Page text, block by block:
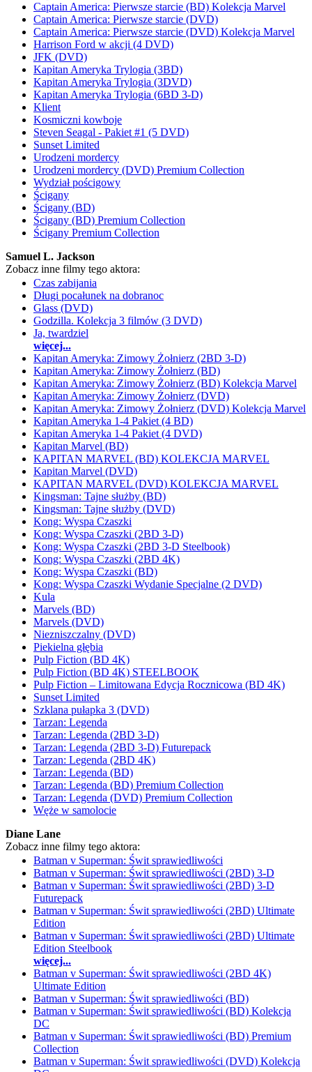
Captain America: Pierwsze starcie (BD) Kolekcja Marvel
Captain America: Pierwsze starcie (DVD)
Captain America: Pierwsze starcie (DVD) Kolekcja Marvel
Harrison Ford w akcji (4 DVD)
JFK (DVD)
Kapitan Ameryka Trylogia (3BD)
Kapitan Ameryka Trylogia (3DVD)
Kapitan Ameryka Trylogia (6BD 3-D)
Klient
Kosmiczni kowboje
Steven Seagal - Pakiet #1 (5 DVD)
Sunset Limited
Urodzeni mordercy
Urodzeni mordercy (DVD) Premium Collection
Wydział pościgowy
Ścigany
Ścigany (BD)
Ścigany (BD) Premium Collection
Ścigany Premium Collection
Samuel L. Jackson
Zobacz inne filmy tego aktora:
Czas zabijania
Długi pocałunek na dobranoc
Glass (DVD)
Godzilla. Kolekcja 3 filmów (3 DVD)
Ja, twardziel
więcej...
Kapitan Ameryka: Zimowy Żołnierz (2BD 3-D)
Kapitan Ameryka: Zimowy Żołnierz (BD)
Kapitan Ameryka: Zimowy Żołnierz (BD) Kolekcja Marvel
Kapitan Ameryka: Zimowy Żołnierz (DVD)
Kapitan Ameryka: Zimowy Żołnierz (DVD) Kolekcja Marvel
Kapitan Ameryka 1-4 Pakiet (4 BD)
Kapitan Ameryka 1-4 Pakiet (4 DVD)
Kapitan Marvel (BD)
KAPITAN MARVEL (BD) KOLEKCJA MARVEL
Kapitan Marvel (DVD)
KAPITAN MARVEL (DVD) KOLEKCJA MARVEL
Kingsman: Tajne służby (BD)
Kingsman: Tajne służby (DVD)
Kong: Wyspa Czaszki
Kong: Wyspa Czaszki (2BD 3-D)
Kong: Wyspa Czaszki (2BD 3-D Steelbook)
Kong: Wyspa Czaszki (2BD 4K)
Kong: Wyspa Czaszki (BD)
Kong: Wyspa Czaszki Wydanie Specjalne (2 DVD)
Kula
Marvels (BD)
Marvels (DVD)
Niezniszczalny (DVD)
Piekielna głębia
Pulp Fiction (BD 4K)
Pulp Fiction (BD 4K) STEELBOOK
Pulp Fiction – Limitowana Edycja Rocznicowa (BD 4K)
Sunset Limited
Szklana pułapka 3 (DVD)
Tarzan: Legenda
Tarzan: Legenda (2BD 3-D)
Tarzan: Legenda (2BD 3-D) Futurepack
Tarzan: Legenda (2BD 4K)
Tarzan: Legenda (BD)
Tarzan: Legenda (BD) Premium Collection
Tarzan: Legenda (DVD) Premium Collection
Węże w samolocie
Diane Lane
Zobacz inne filmy tego aktora:
Batman v Superman: Świt sprawiedliwości
Batman v Superman: Świt sprawiedliwości (2BD) 3-D
Batman v Superman: Świt sprawiedliwości (2BD) 3-D
Futurepack
Batman v Superman: Świt sprawiedliwości (2BD) Ultimate
Edition
Batman v Superman: Świt sprawiedliwości (2BD) Ultimate
Edition Steelbook
więcej...
Batman v Superman: Świt sprawiedliwości (2BD 4K)
Ultimate Edition
Batman v Superman: Świt sprawiedliwości (BD)
Batman v Superman: Świt sprawiedliwości (BD) Kolekcja
DC
Batman v Superman: Świt sprawiedliwości (BD) Premium
Collection
Batman v Superman: Świt sprawiedliwości (DVD) Kolekcja